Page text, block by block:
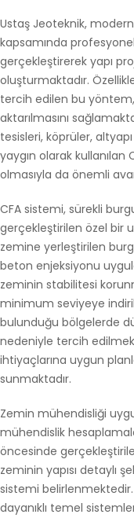
Ustaş Jeoteknik,
kapsamında
gerçekleştirerek yapı
oluşturmaktadır.
tercih edilen bu
aktarılmasını
tesisleri, köprüler,
yaygın olarak kullanılan
olmasıyla da önemli
CFA sistemi, sürekli
gerçekleştirilen özel bir
zemine yerleştirilen
beton enjeksiyonu
zeminin stabilitesi
minimum seviyeye
bulunduğu bölgelerde
nedeniyle tercih
ihtiyaçlarına uygun
sunmaktadır.
Zemin mühendisliği
mühendislik
öncesinde
zeminin yapısı detaylı
sistemi belirlenmektedir.
dayanıklı temel